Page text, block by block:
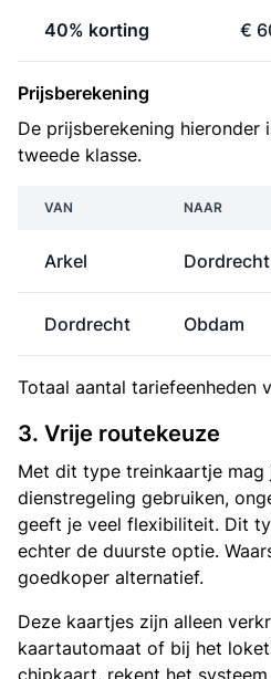
40% korting €
Prijsberekening
De prijsberekening hieronder
tweede klasse.
VAN NAAR
Arkel Dordrecht
Dordrecht Obdam
Totaal aantal tariefeenheden
3. Vrije routekeuze
Met dit type treinkaartje mag
dienstregeling gebruiken,
geeft je veel flexibiliteit. Dit
echter de duurste optie.
goedkoper alternatief.
Deze kaartjes zijn alleen
kaartautomaat of bij het
chipkaart, rekent het